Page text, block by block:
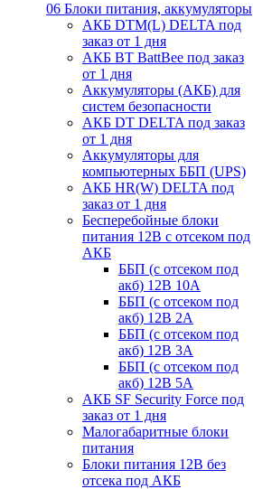
06 Блоки питания, аккумуляторы
АКБ DTM(L) DELTA под
заказ от 1 дня
АКБ BT BattBee под заказ
от 1 дня
Аккумуляторы (АКБ) для
систем безопасности
АКБ DT DELTA под заказ
от 1 дня
Аккумуляторы для
компьютерных ББП (UPS)
АКБ HR(W) DELTA под
заказ от 1 дня
Бесперебойные блоки
питания 12В с отсеком под
АКБ
ББП (с отсеком под
акб) 12В 10А
ББП (с отсеком под
акб) 12В 2А
ББП (с отсеком под
акб) 12В 3А
ББП (с отсеком под
акб) 12В 5А
АКБ SF Security Force под
заказ от 1 дня
Малогабаритные блоки
питания
Блоки питания 12В без
отсека под АКБ